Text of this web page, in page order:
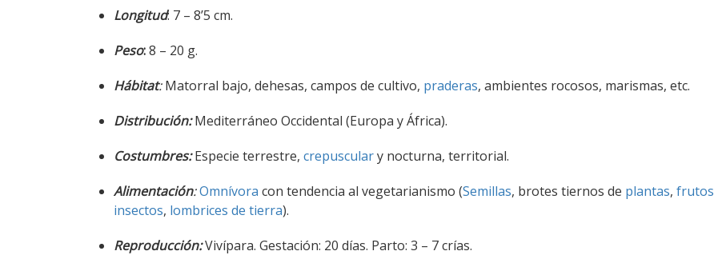
Longitud: 7 – 8’5 cm.
Peso:8 – 20 g.
Hábitat:Matorral bajo, dehesas, campos de cultivo, praderas, ambientes rocosos, marismas, etc.
Distribución:Mediterráneo Occidental (Europa y África).
Costumbres:Especie terrestre, crepusculary nocturna, territorial.
Alimentación:Omnívora con tendencia al vegetarianismo (Semillas, brotes tiernos de plantas, frutos
insectos, lombrices de tierra).
Reproducción:Vivípara. Gestación: 20 días. Parto: 3 – 7 crías.